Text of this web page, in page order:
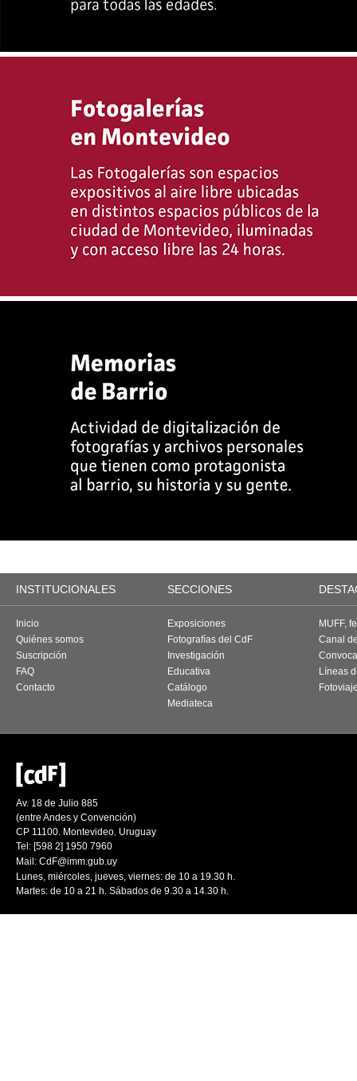
INSTITUCIONALES SECCIONES
Inicio
Quiénes somos
Suscripción
FAQ
Contacto
Exposiciones
Fotografías del CdF
Investigación
Educativa
Catálogo
Mediateca
MUFF,
Canal
Líneas
Av. 18 de Julio 885
(entre Andes y Convención)
CP 11100. Montevideo. Uruguay
Tel: [598 2] 1950 7960
Mail: CdF@imm.gub.uy
Lunes, miércoles, jueves, viernes: de 10 a 19.30 h.
Martes: de 10 a 21 h. Sábados de 9.30 a 14.30 h.